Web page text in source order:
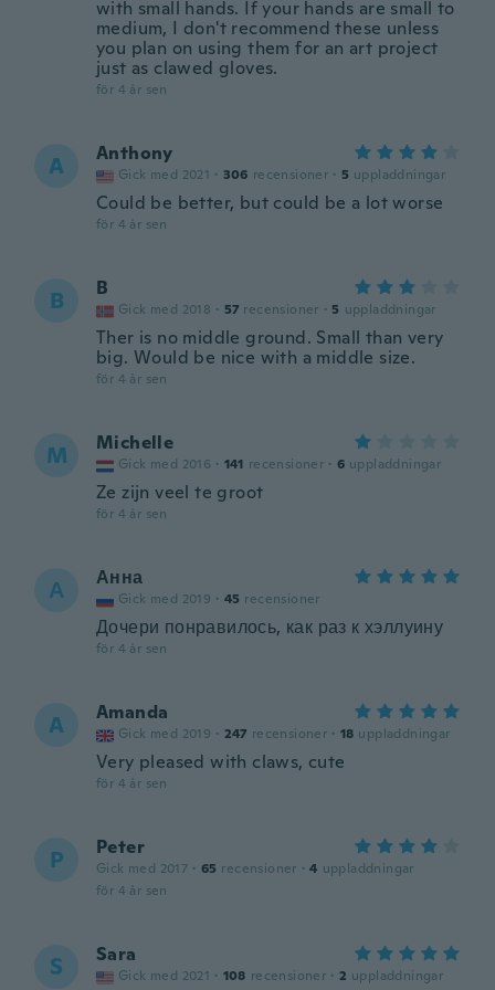
with small hands. If your hands are small to
medium, I don't recommend these unless
you plan on using them for an art project
just as clawed gloves.
för 4 år sen
A Anthony
Gick med 2021 · 306 recensioner · 5 uppladdningar
Could be better, but could be a lot worse
för 4 år sen
B B
Gick med 2018 · 57 recensioner · 5 uppladdningar
Ther is no middle ground. Small than very
big. Would be nice with a middle size.
för 4 år sen
M Michelle
Gick med 2016 · 141 recensioner · 6 uppladdningar
Ze zijn veel te groot
för 4 år sen
А Анна
Gick med 2019 · 45 recensioner
Дочери понравилось, как раз к хэллуину
för 4 år sen
A Amanda
Gick med 2019 · 247 recensioner · 18 uppladdningar
Very pleased with claws, cute
för 4 år sen
P Peter
Gick med 2017 · 65 recensioner · 4 uppladdningar
för 4 år sen
S Sara
Gick med 2021 · 108 recensioner · 2 uppladdningar